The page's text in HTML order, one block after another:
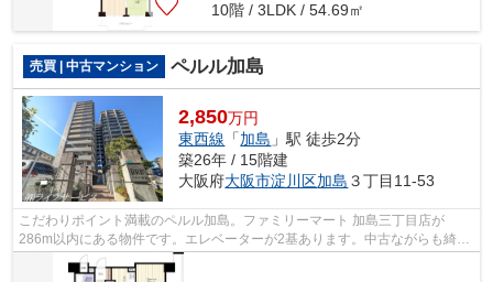
10階 / 3LDK / 54.69㎡
売買 | 中古マンション ペルル加島
2,850万円
東西線 「加島 」駅 徒歩2分
築26年 / 15階建
大阪府大阪市淀川区加島 ３丁目11-53
こだわりポイント満載のペルル加島。ファミリーマート 加島三丁目店が
286m以内にある物件です。エレベーターが2基あります。中古ながらも綺麗
な室内と魅力的な住環境のマンションです...